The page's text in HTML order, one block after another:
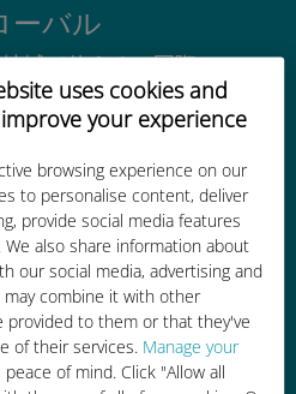
uses cookies and
your experience
browsing experience on our
to personalise content, deliver
provide social media features
also share information about
our social media, advertising and
combine it with other
provided to them or that they've
of their services. Manage your
of mind. Click "Allow all
ーバル
域で使える、国際
ルラー通信です
ォーマンス
いのキャリアでロ
を使った場合に比
節約が可能です。